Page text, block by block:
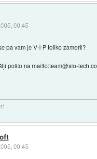
00:45
pa vam je V-I-P toliko zameril?
pošto na mailto:team@slo-
00:45